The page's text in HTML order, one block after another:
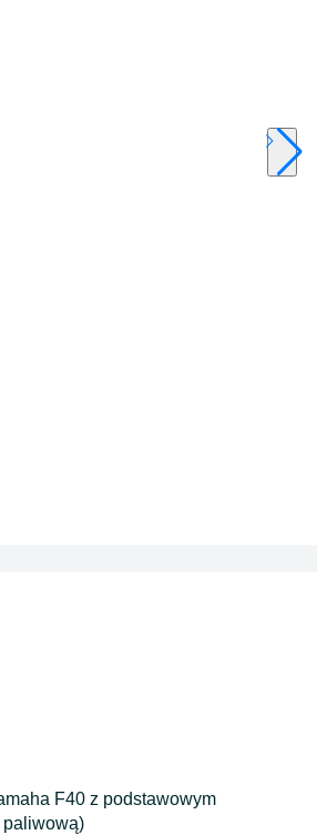
F40 z podstawowym
paliwową)